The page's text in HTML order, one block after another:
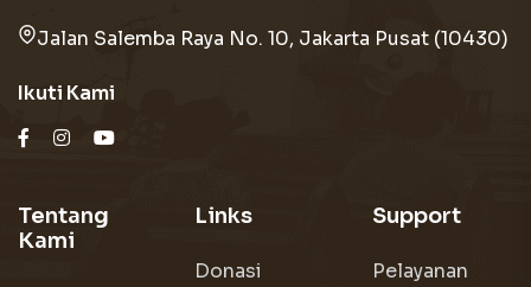
Jalan Salemba Raya No. 10, Jakarta Pusat (10430)
Ikuti Kami
Tentang
Kami
Links
Donasi
Support
Pelayanan